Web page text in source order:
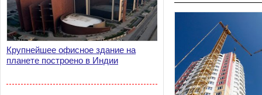
Крупнейшее офисное здание на
планете построено в Индии